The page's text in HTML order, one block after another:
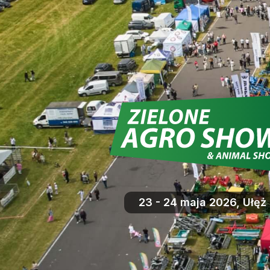
23 - 24 maja 2026, Ułęż